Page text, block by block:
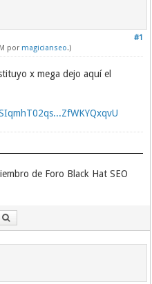
#1
por magicianseo.)
x mega dejo aquí el
de Foro Black Hat SEO